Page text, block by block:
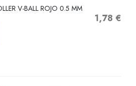
V-BALL ROJO 0.5 MM
Precio
1,78 €